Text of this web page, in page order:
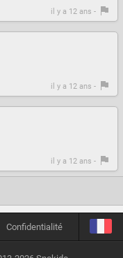
il y a 12 ans -
il y a 12 ans -
il y a 12 ans -
Confidentialité